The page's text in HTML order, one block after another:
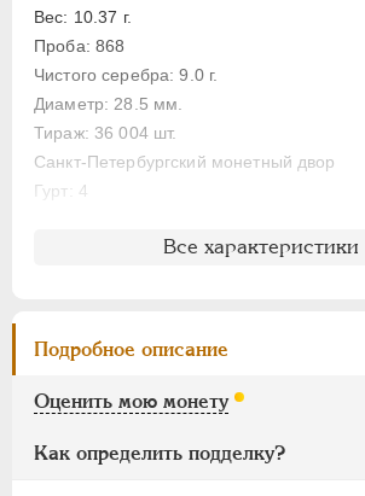
Вес: 10.37 г.
Проба: 868
Чистого серебра: 9.0 г.
Диаметр: 28.5 мм.
Тираж: 36 004 шт.
Санкт-Петербургский монетный двор
Гурт: 4
Литература и редкость
Уздеников: 1890
Семёнов
: 119-2500 (R1+)
Все характеристики
Подробное описание
Оценить мою монету
Как определить подделку?
10 копеек
5 копеек
Медь
Памятные и донативные
Пробные
ИНОСТРАННЫЕ